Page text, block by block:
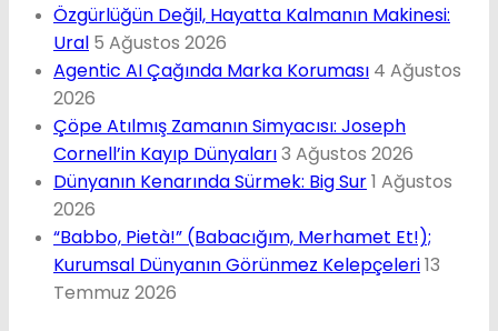
Özgürlüğün Değil, Hayatta Kalmanın Makinesi:
Ural 5 Ağustos 2026
Agentic AI Çağında Marka Koruması 4 Ağustos
2026
Çöpe Atılmış Zamanın Simyacısı: Joseph
Cornell’in Kayıp Dünyaları3 Ağustos 2026
Dünyanın Kenarında Sürmek: Big Sur1 Ağustos
2026
“Babbo, Pietà!” (Babacığım, Merhamet Et!);
Kurumsal Dünyanın Görünmez Kelepçeleri13
Temmuz 2026